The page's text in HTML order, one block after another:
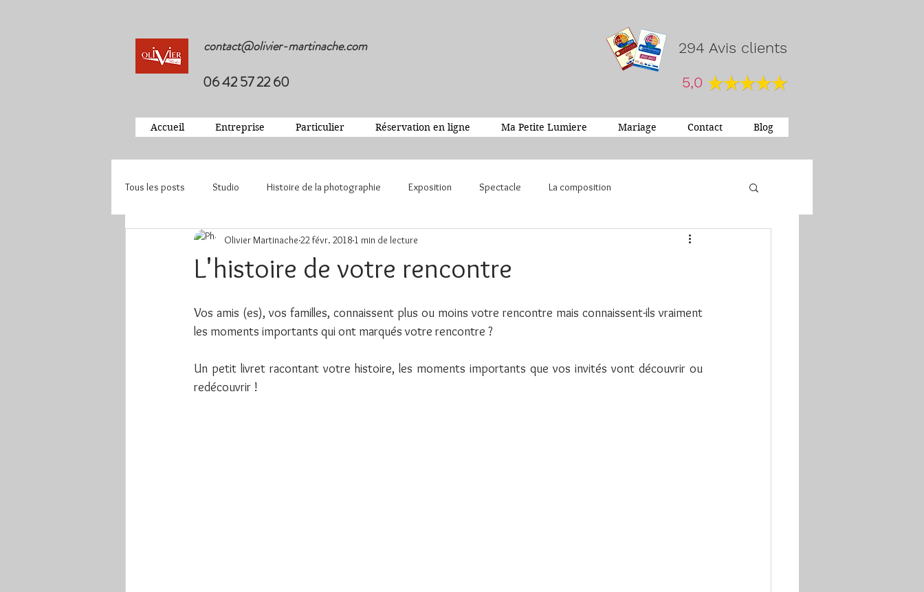
contact@olivier-martinache.com
06 42 57 22 60
294 Avis clients
5,0
Accueil Entreprise Particulier Réservation en ligne Ma Petite Lumiere Mariage Contact Blog
Tous les posts Studio Histoire de la photographie Exposition Spectacle La composition
L'histoire de votre rencontre
Olivier Martinache 22 févr. 2018 1 min de lecture
Vos amis (es), vos familles, connaissent plus ou moins votre rencontre mais connaissent-ils vraiment
les moments importants qui ont marqués votre rencontre ?
Un petit livret racontant votre histoire, les moments importants que vos invités vont découvrir ou
redécouvrir !